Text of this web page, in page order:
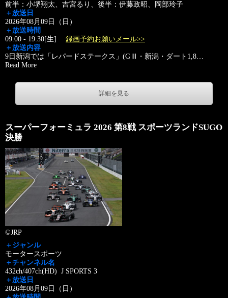
前半：小堺翔太、吉宮るり、後半：伊藤政昭、岡部玲子
＋放送日
2026年08月09日（日）
＋放送時間
09:00 - 19:30[生] 録画予約お願いメール>>
＋放送内容
9日新潟では「レパードステークス」(GⅢ・新潟・ダート1,8…
Read More
詳細を見る
スーパーフォーミュラ 2026 第8戦 スポーツランドSUGO
決勝
©JRP
＋ジャンル
モータースポーツ
＋チャンネル名
432ch/407ch(HD) J SPORTS 3
＋放送日
2026年08月09日（日）